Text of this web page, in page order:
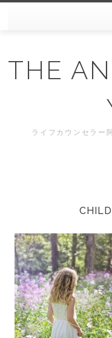
THE
ライフカウンセラー